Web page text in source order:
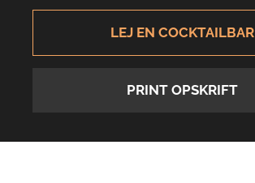
LEJ EN COCKTAILBAR
PRINT OPSKRIFT